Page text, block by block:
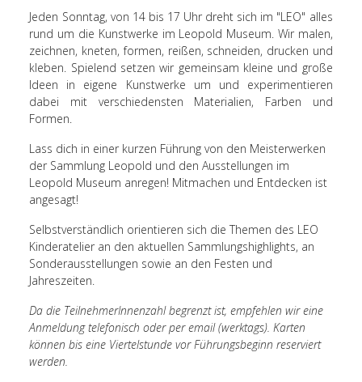
Jeden Sonntag, von 14 bis 17 Uhr dreht sich im "LEO" alles
rund um die Kunstwerke im Leopold Museum. Wir malen,
zeichnen, kneten, formen, reißen, schneiden, drucken und
kleben. Spielend setzen wir gemeinsam kleine und große
Ideen in eigene Kunstwerke um und experimentieren
dabei mit verschiedensten Materialien, Farben und
Formen.
Lass dich in einer kurzen Führung von den Meisterwerken
der Sammlung Leopold und den Ausstellungen im
Leopold Museum anregen! Mitmachen und Entdecken ist
angesagt!
Selbstverständlich orientieren sich die Themen des LEO
Kinderatelier an den aktuellen Sammlungshighlights, an
Sonderausstellungen sowie an den Festen und
Jahreszeiten.
Da die TeilnehmerInnenzahl begrenzt ist, empfehlen wir eine
Anmeldung telefonisch oder per email (werktags). Karten
können bis eine Viertelstunde vor Führungsbeginn reserviert
werden.